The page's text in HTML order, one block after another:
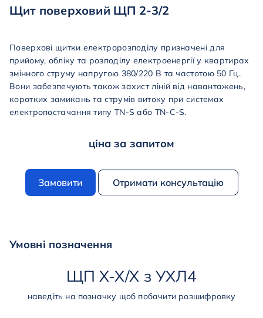
Щит поверховий ЩП 2-3/2
Поверхові щитки електророзподілу призначені для
прийому, обліку та розподілу електроенергіїу квартирах
змінного струму напругою 380/220 В та частотою 50 Гц.
Вони забезпечують також захист ліній від навантажень,
коротких замикань та струмів витоку при системах
електропостачання типу TN-S або TN-C-S.
ціна за запитом
Замовити Отримати консультацію
Умовні позначення
ЩП Х-Х/Х з УХЛ4
наведіть на позначку щоб побачити розшифровку